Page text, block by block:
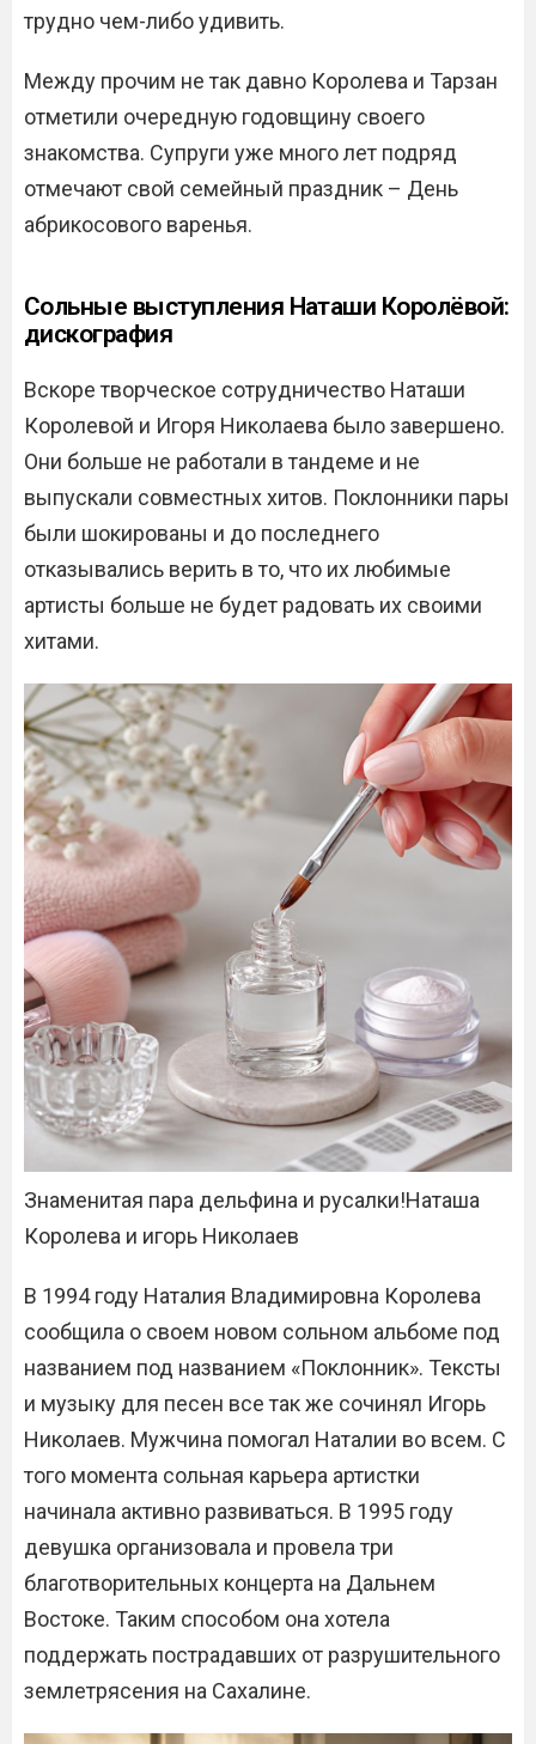
трудно чем-либо удивить.
Между прочим не так давно Королева и Тарзан
отметили очередную годовщину своего
знакомства. Супруги уже много лет подряд
отмечают свой семейный праздник – День
абрикосового варенья.
Сольные выступления Наташи Королёвой:
дискография
Вскоре творческое сотрудничество Наташи
Королевой и Игоря Николаева было завершено.
Они больше не работали в тандеме и не
выпускали совместных хитов. Поклонники пары
были шокированы и до последнего
отказывались верить в то, что их любимые
артисты больше не будет радовать их своими
хитами.
Знаменитая пара дельфина и русалки!Наташа
Королева и игорь Николаев
В 1994 году Наталия Владимировна Королева
сообщила о своем новом сольном альбоме под
названием под названием «Поклонник». Тексты
и музыку для песен все так же сочинял Игорь
Николаев. Мужчина помогал Наталии во всем. С
того момента сольная карьера артистки
начинала активно развиваться. В 1995 году
девушка организовала и провела три
благотворительных концерта на Дальнем
Востоке. Таким способом она хотела
поддержать пострадавших от разрушительного
землетрясения на Сахалине.